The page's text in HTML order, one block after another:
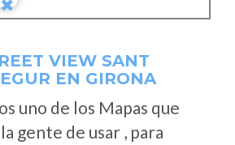
VIEW SANT
EN GIRONA
uno de los Mapas que
gente de usar , para